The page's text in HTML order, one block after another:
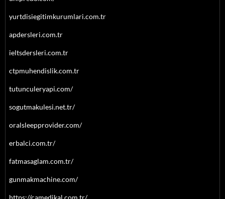
yurtdisiegitimkurumlari.com.tr
apdersleri.com.tr
ieltsdersleri.com.tr
ctpmuhendislik.com.tr
tutunculeryapi.com/
sogutmakulesi.net.tr/
oralsleepprovider.com/
erbalci.com.tr/
fatmasaglam.com.tr/
gunmakmachine.com/
https://camedikal.com.tr/